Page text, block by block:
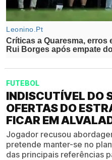
FUTEBOL
INDISCUTÍVEL DO
OFERTAS DO
FICAR EM
Jogador recusou
pretende manter-se no
das principais referências